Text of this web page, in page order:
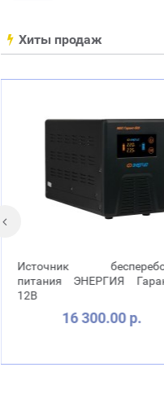
Хиты продаж
Бензогенератор A-
A5500ЕА
80 990.00 р.